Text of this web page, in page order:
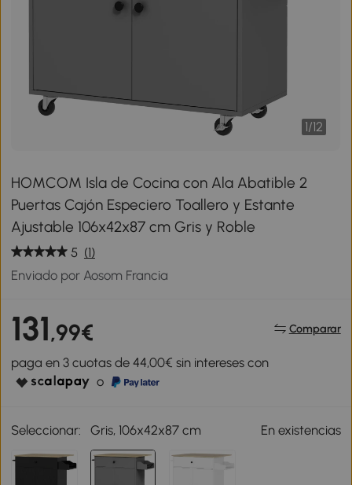
1/12
HOMCOM Isla de Cocina con Ala Abatible 2
Puertas Cajón Especiero Toallero y Estante
Ajustable 106x42x87 cm Gris y Roble
5 (1)
Enviado por Aosom Francia
131,99€ Comparar
paga en 3 cuotas de 44,00€ sin intereses con
o
Seleccionar: Gris, 106x42x87 cm En existencias